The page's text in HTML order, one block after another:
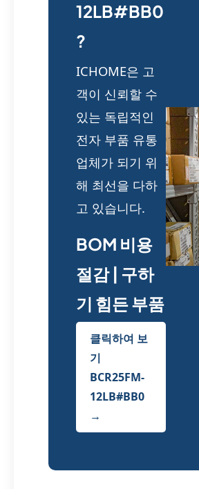
12LB#BB0
?
ICHOME은 고
객이 신뢰할 수
있는 독립적인
전자 부품 유통
업체가 되기 위
해 최선을 다하
고 있습니다.
BOM 비용
절감 | 구하
기 힘든 부품
클릭하여 보
기
BCR25FM-
12LB#BB0
→